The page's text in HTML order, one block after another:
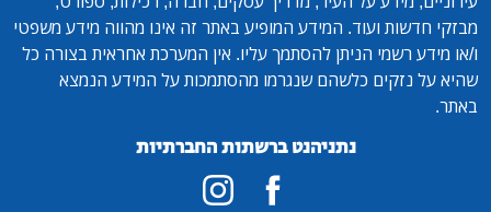
מבזקי חדשות ועוד. המידע המופיע באתר זה אינו מהווה מידע משפטי
ו/או מידע רשמי הניתן להסתמך עליו. אין המערכת אחראית בצורה כל
שהיא על נזקים כלשהם שנגרמו מהסתמכות על המידע הנמצא
באתר.
נתניהנט ברשתות החברתיות